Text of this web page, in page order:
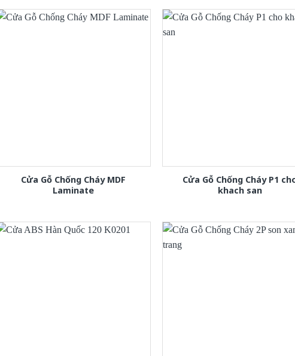
Cửa Gỗ Chống Cháy MDF
Laminate
Cửa Gỗ Chống Cháy P1
khach san